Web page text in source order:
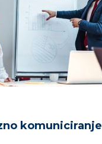
komuniciranje